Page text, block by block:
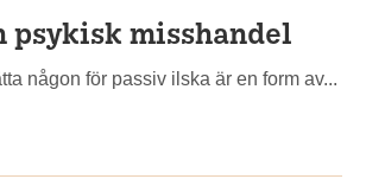
psykisk misshandel
någon för passiv ilska är en form av...